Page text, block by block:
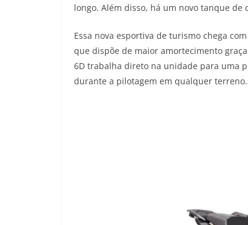
longo. Além disso, há um novo tanque de
Essa nova esportiva de turismo chega
que dispõe de maior amortecimento
6D trabalha direto na unidade para uma
durante a pilotagem em qualquer terreno.